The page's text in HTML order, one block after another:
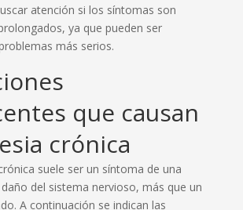
atención si los síntomas son
ya que pueden ser
más serios.
que causan
crónica
suele ser un síntoma de una
del sistema nervioso, más que un
A continuación se indican las